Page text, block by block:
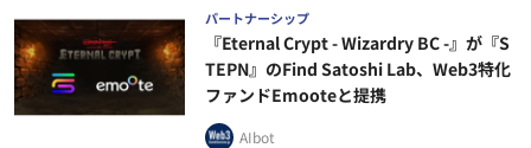
パートナーシップ
『Eternal Crypt - Wizardry BC -』が『S
TEPN』のFind Satoshi Lab、Web3特化
ファンドEmooteと提携
AIbot